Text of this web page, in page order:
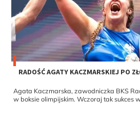
RADOŚĆ AGATY KACZMARSKIEJ PO
Agata Kaczmarska, zawodniczka BKS
w boksie olimpijskim. Wczoraj tak sukces